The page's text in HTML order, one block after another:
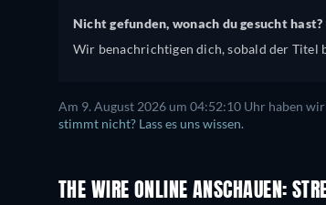
Nicht gefunden, wonach du gesucht hast?
Wir benachrichtigen dich, sobald der Titel
Am 9. August 2026 um 04:52:10 Uhr haben
stimmt nicht? Lass es uns wissen.
THE WIRE ONLINE ANSCHAUEN: